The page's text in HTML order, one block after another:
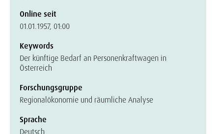
Online seit
01.01.1957, 01:00
Keywords
Der künftige Bedarf an Personenkraftwagen in
Österreich
Forschungsgruppe
Regionalökonomie und räumliche Analyse
Sprache
Deutsch